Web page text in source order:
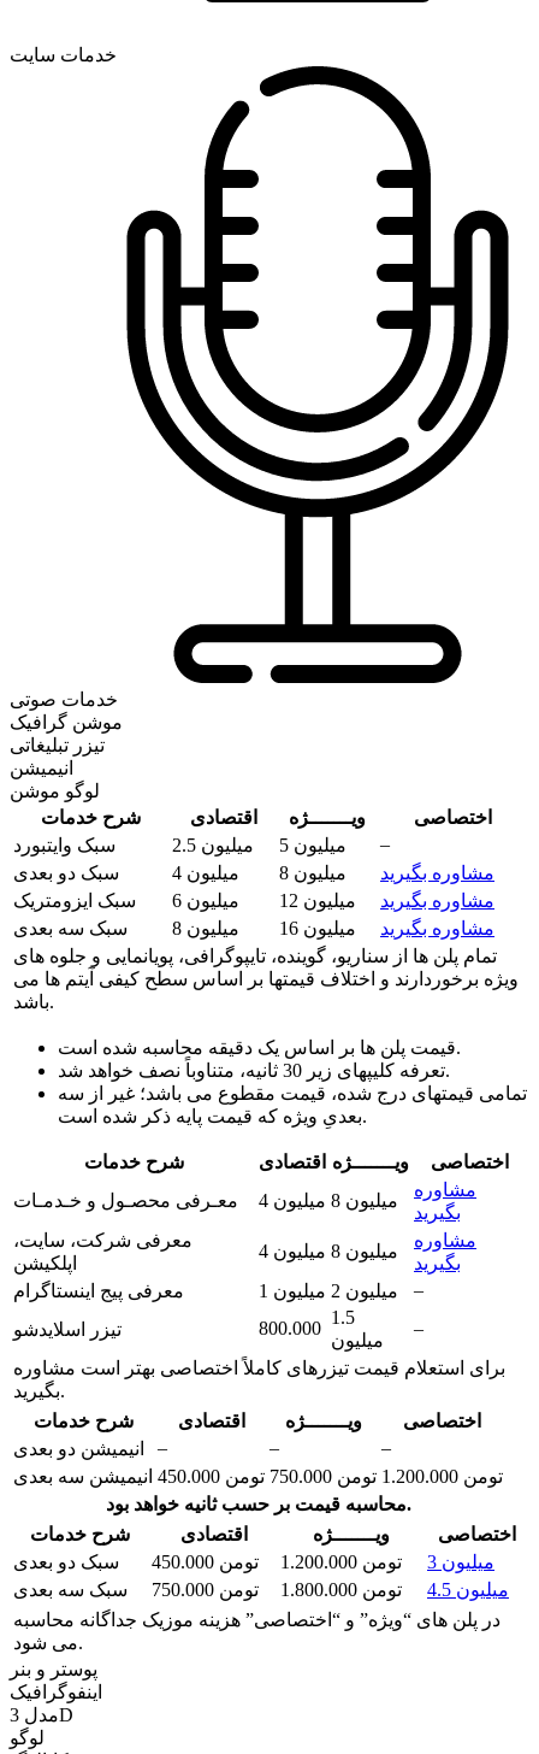
خدمات سایت
خدمات صوتی
موشن گرافیک
تیزر تبلیغاتی
انیمیشن
لوگو موشن
شرح خدمات
اقتصادی ویـــــــژه
اختصاصی
سبک وایتبورد
2.5 میلیون 5 میلیون
–
سبک دو بعدی
4 میلیون 8 میلیون
مشاوره بگیرید
سبک ایزومتریک
6 میلیون 12 میلیون
مشاوره بگیرید
سبک سه بعدی
8 میلیون 16 میلیون
مشاوره بگیرید
تمام پلن ها از سناریو، گوینده، تایپوگرافی، پویانمایی و جلوه های
ویژه برخوردارند و اختلاف قیمتها بر اساس سطح کیفی آیتم ها می
باشد.
قیمت پلن ها بر اساس یک دقیقه محاسبه شده است.
تعرفه کلیپهای زیر 30 ثانیه، متناوباً نصف خواهد شد.
تمامی قیمتهای درج شده، قیمت مقطوع می باشد؛ غیر از سه
بعدیِ ویژه که قیمت پایه ذکر شده است.
شرح خدمات اقتصادی ویـــــــژه
اختصاصی
معـرفی محصـول و خـدمـات
4 میلیون 8 میلیون
مشاوره
بگیرید
معرفی شرکت، سایت،
اپلکیشن
4 میلیون 8 میلیون
مشاوره
بگیرید
معرفی پیج اینستاگرام
1 میلیون 2 میلیون
–
تیزر اسلایدشو
800.000
1.5
میلیون
–
برای استعلام قیمت تیزرهای کاملاً اختصاصی بهتر است مشاوره
بگیرید.
شرح خدمات
اقتصادی ویـــــــژه اختصاصی
محاسبه قیمت بر حسب ثانیه خواهد بود.
انیمیشن دو بعدی – –
–
انیمیشن سه بعدی
450.000 تومن 750.000 تومن 1.200.000 تومن
شرح خدمات اقتصادی ویـــــــژه
اختصاصی
سبک دو بعدی
450.000 تومن 1.200.000 تومن
3 میلیون
سبک سه بعدی
750.000 تومن 1.800.000 تومن
4.5 میلیون
در پلن های “ویژه” و “اختصاصی” هزینه موزیک جداگانه محاسبه
می شود.
پوستر و بنر
اینفوگرافیک
مدل 3D
لوگو